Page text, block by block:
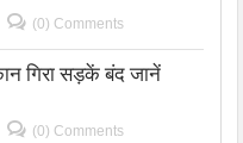
(0) Comments
गिरा सड़कें बंद जानें
(0) Comments